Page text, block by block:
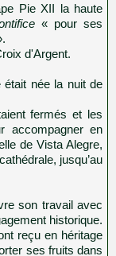
Pie XII la haute
« pour ses
d'Argent.
était née la nuit de
fermés et les
accompagner en
de Vista Alegre,
jusqu’au
son travail avec
historique.
reçu en héritage
ses fruits dans